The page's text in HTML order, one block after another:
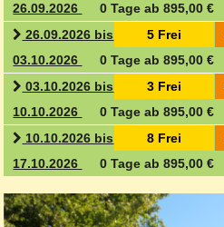
26.09.2026
0 Tage ab 895,00 €
5 Frei
26.09.2026 bis
03.10.2026
0 Tage ab 895,00 €
3 Frei
03.10.2026 bis
10.10.2026
0 Tage ab 895,00 €
8 Frei
10.10.2026 bis
17.10.2026
0 Tage ab 895,00 €